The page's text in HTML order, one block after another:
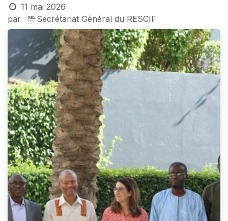
11 mai 2026
par
Secrétariat Général du RESCIF